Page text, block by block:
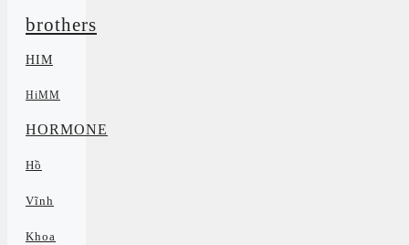
brothers
HIM
HiMM
HORMONE
Hồ
Vĩnh
Khoa